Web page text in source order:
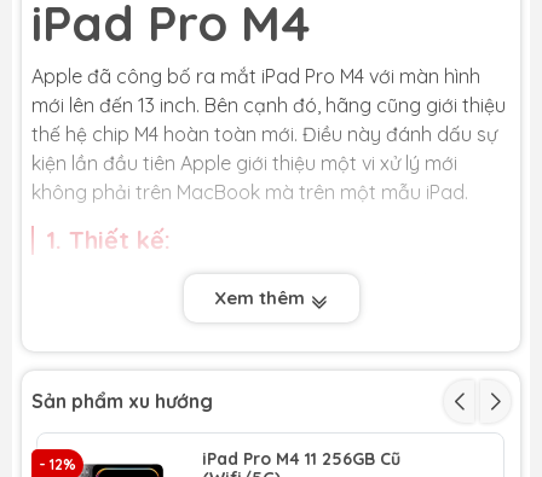
iPad Pro M4
Apple đã công bố ra mắt iPad Pro M4 với màn hình
mới lên đến 13 inch. Bên cạnh đó, hãng cũng giới thiệu
thế hệ chip M4 hoàn toàn mới. Điều này đánh dấu sự
kiện lần đầu tiên Apple giới thiệu một vi xử lý mới
không phải trên MacBook mà trên một mẫu iPad.
1. Thiết kế:
iPad Pro M4 được thiết kế mỏng hơn đáng kể và có
tùy chọn kích thước màn hình mới là 11 và 13 inch.
bản 13 inch chỉ có độ dày 5.1 mm.iPad Pro M4 cũng
được trang bị tùy chọn lớp kính màn hình Nano mới.
Phần thân máy của iPad Pro mới được sản xuất hoàn
toàn từ nhôm tái chế.
Xem thêm
Sản phẩm xu hướng
- 12%
iPad Pro M4 11 256GB Cũ